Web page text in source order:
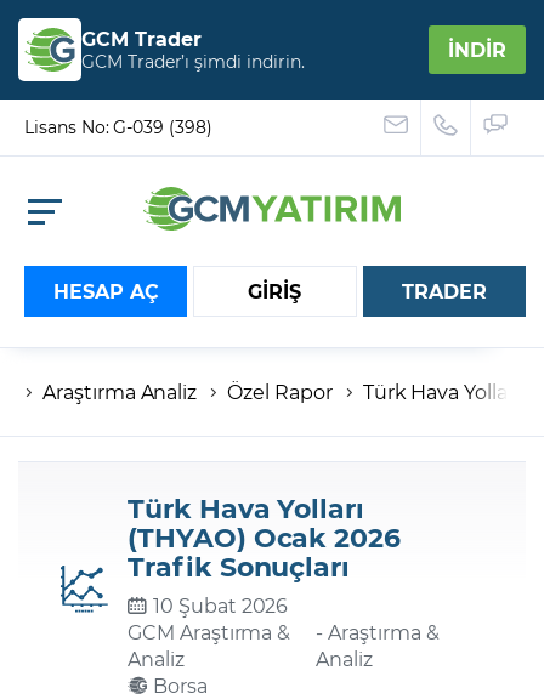
GCM Trader
GCM Trader’ı şimdi indirin. İNDİR
Lisans No: G-039 (398)
HESAP AÇ GİRİŞ
Hesap numaranız
Şifreniz
Şifremi Unuttum
TRADER
Araştırma Analiz Özel Rapor Türk Hava Yolları
Türk Hava Yolları
(THYAO) Ocak 2026
Trafik Sonuçları
10 Şubat 2026
GCM Araştırma &
Analiz
- Araştırma &
Analiz
Borsa